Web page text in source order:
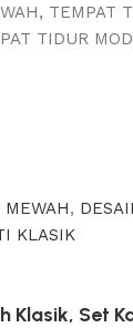
TEMPAT
TIDUR
,
KLASIK
Klasik, Set